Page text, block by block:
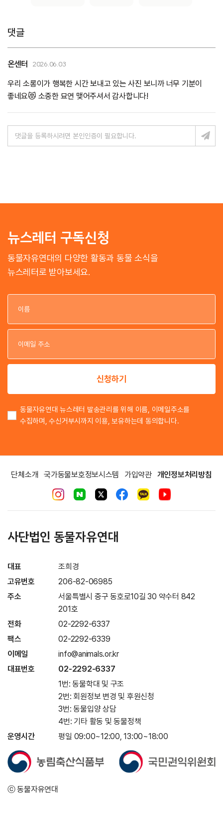
댓글
온센터 2026.06.03
우리 소롱이가 행복한 시간 보내고 있는 사진 보니까 너무 기분이
좋네요😻 소중한 묘연 맺어주셔서 감사합니다!
뉴스레터 구독신청
동물자유연대의 다양한 활동과 동물 소식을
뉴스레터로 받아보세요.
이
이
신청하기
동물자유연대 뉴스레터 발송관리를 위해 이름, 이메일주소를
수집하며, 수신거부시까지 이용, 보유하는데 동의합니다.
단체소개 국가동물보호정보시스템 가입약관 개인정보처리방침
사단법인 동물자유연대
대표
조희경
고유번호
206-82-06985
주소
서울특별시 중구 동호로10길 30 약수터 842
201호
전화
02-2292-6337
팩스
02-2292-6339
이메일
info@animals.or.kr
대표번호
02-2292-6337
1번: 동물학대 및 구조
2번: 회원정보 변경 및 후원신청
3번: 동물입양 상담
4번: 기타 활동 및 동물정책
운영시간
평일 09:00~12:00, 13:00~18:00
ⓒ 동물자유연대